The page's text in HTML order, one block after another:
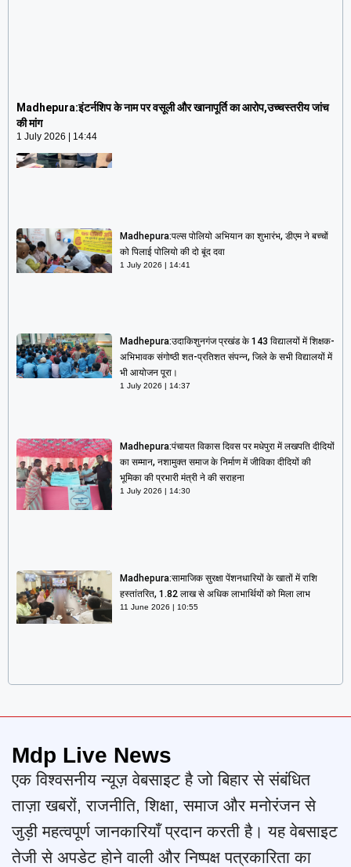
Madhepura:इंटर्नशिप के नाम पर वसूली और खानापूर्ति का आरोप,उच्चस्तरीय जांच
की मांग
1 July 2026 14:44
1 July 2026 14:44
Madhepura:पल्स पोलियो अभियान का शुभारंभ, डीएम ने बच्चों
को पिलाई पोलियो की दो बूंद दवा
1 July 2026 14:41
Madhepura:उदाकिशुनगंज प्रखंड के 143 विद्यालयों में शिक्षक-
अभिभावक संगोष्ठी शत-प्रतिशत संपन्न, जिले के सभी विद्यालयों में
भी आयोजन पूरा।
1 July 2026 14:37
Madhepura:पंचायत विकास दिवस पर मधेपुरा में लखपति दीदियों
का सम्मान, नशामुक्त समाज के निर्माण में जीविका दीदियों की
भूमिका की प्रभारी मंत्री ने की सराहना
1 July 2026 14:30
Madhepura:सामाजिक सुरक्षा पेंशनधारियों के खातों में राशि
हस्तांतरित, 1.82 लाख से अधिक लाभार्थियों को मिला लाभ
11 June 2026 10:55
Mdp Live News
एक विश्वसनीय न्यूज़ वेबसाइट है जो बिहार से संबंधित
ताज़ा खबरों, राजनीति, शिक्षा, समाज और मनोरंजन से
जुड़ी महत्वपूर्ण जानकारियाँ प्रदान करती है। यह वेबसाइट
तेजी से अपडेट होने वाली और निष्पक्ष पत्रकारिता का